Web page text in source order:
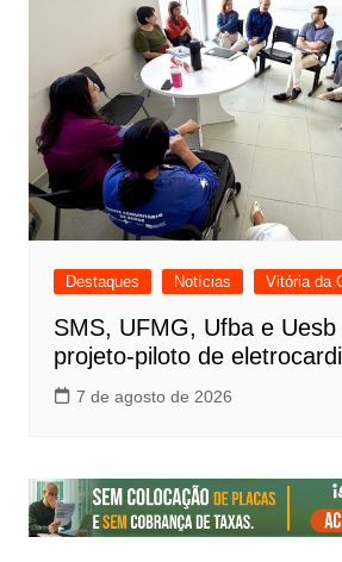
Destaques Notícias Vitória da
SMS, UFMG, Ufba e Uesb
projeto-piloto de
7 de agosto de 2026